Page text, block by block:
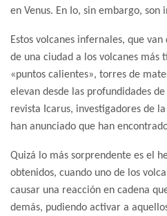
en Venus. En Io, sin embargo, son
Estos volcanes infernales, que
de una ciudad a los volcanes más
«puntos calientes», torres de
elevan desde las profundidades
revista Icarus, investigadores de
han anunciado que han
Quizá lo más sorprendente es el
obtenidos, cuando uno de los
causar una reacción en cadena
demás, pudiendo activar a